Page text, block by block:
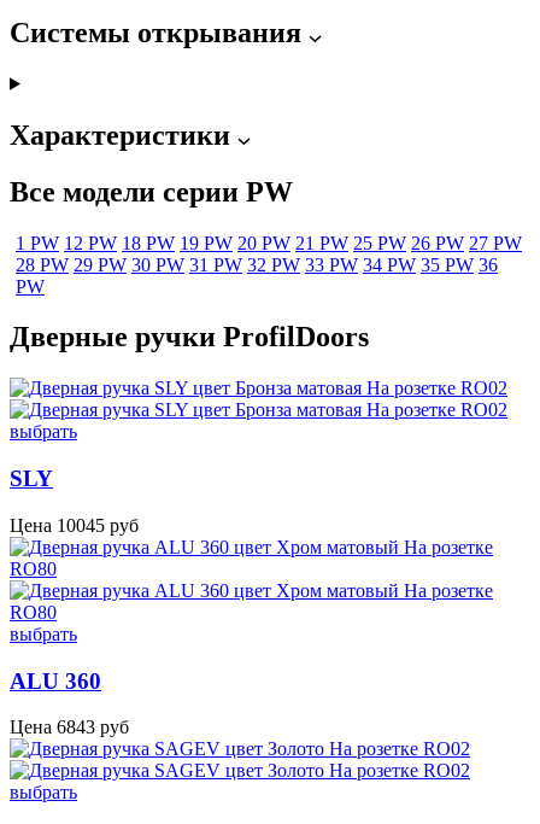
Системы открывания
Характеристики
Все модели серии PW
1 PW 12 PW 18 PW 19 PW 20 PW 21 PW 25 PW 26 PW 27 PW
28 PW 29 PW 30 PW 31 PW 32 PW 33 PW 34 PW 35 PW 36
PW
Дверные ручки ProfilDoors
выбрать
SLY
Цена 10045 руб
выбрать
ALU 360
Цена 6843 руб
выбрать